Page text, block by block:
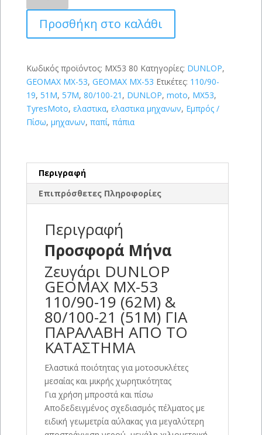
GEOMAX
MX-
53
19
(62M)
&
80/100-
21
ΠΑΡΑΛΑΒΗ
ΑΠΟ
ΚΑΤΑΣΤΗΜΑ
Προσθήκη στο καλάθι
Κωδικός προϊόντος: MX53 80 Κατηγορίες: DUNLOP,
GEOMAX MX-53, GEOMAX MX-53 Ετικέτες: 110/90-
19, 51M, 57M, 80/100-21 , DUNLOP, moto, MX53,
TyresMoto, ελαστικα, ελαστικα μηχανων, Εμπρός /
Πίσω, μηχανων, παπί, πάπια
Περιγραφή
Επιπρόσθετες Πληροφορίες
Περιγραφή
Προσφορά Μήνα
Ζευγάρι DUNLOP
GEOMAX MX-53
110/90-19 (62M) &
80/100-21 (51M) ΓΙΑ
ΠΑΡΑΛΑΒΗ ΑΠΟ ΤΟ
ΚΑΤΑΣΤΗΜΑ
Ελαστικά ποιότητας για μοτοσυκλέτες
μεσαίας και μικρής χωρητικότητας
Για χρήση μπροστά και πίσω
Αποδεδειγμένος σχεδιασμός πέλματος με
ειδική γεωμετρία αύλακας για μεγαλύτερη